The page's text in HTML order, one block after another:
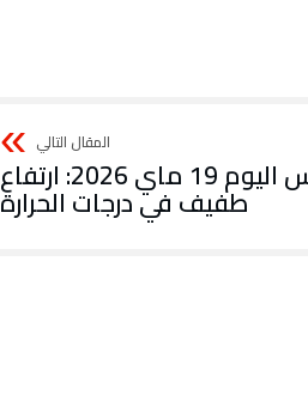
طقس اليوم 19 ماي 2026: ارتفاع
طفيف في درجات الحرارة